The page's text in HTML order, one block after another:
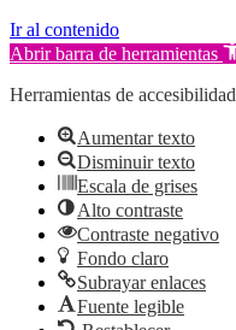
Ir al contenido
Abrir barra de herramientas
Herramientas de accesibilidad
Aumentar texto
Disminuir texto
Escala de grises
Alto contraste
Contraste negativo
Fondo claro
Subrayar enlaces
Fuente legible